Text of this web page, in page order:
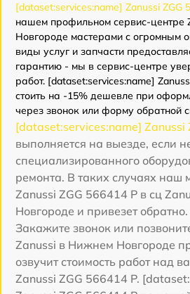
[dataset:services:name] Zanussi ZGG
нашем профильном сервис-центре
Новгороде мастерами с огромным
виды услуг и запчасти
гарантию - мы в сервис-центре
работ. [dataset:services:name]
стоить на -15% дешевле при
через звонок или форму обратной
[dataset:services:name] Zanussi
выполняется на выезде, если
специализированного
ремонта. В таких случаях наш
Zanussi ZGG 566414 P в сц
Новгороде и привезет обратно.
Закажите звонок или
Zanussi в Нижнем Новгороде
озвучит стоимость работ над
Zanussi ZGG 566414 P.